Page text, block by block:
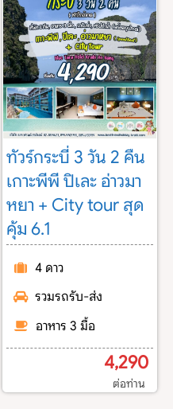
ทัวร์กระบี่ 3 วัน 2 คืน
เกาะพีพี ปิเละ อ่าวมา
หยา + City tour สุด
คุ้ม 6.1
4 ดาว
รวมรถรับ-ส่ง
อาหาร 3 มื้อ
4,290
ต่อท่าน